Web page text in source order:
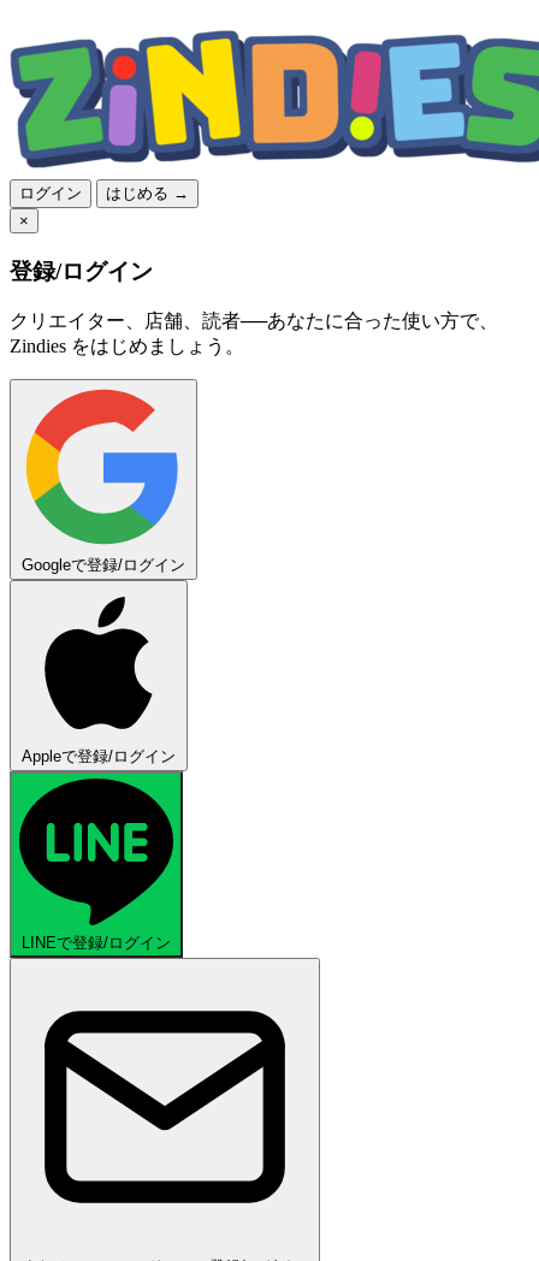
ログイン
はじめる →
×
登録/ログイン
クリエイター、店舗、読者──あなたに合った使い方で、
Zindies をはじめましょう。
Googleで登録/ログイン
Appleで登録/ログイン
LINEで登録/ログイン